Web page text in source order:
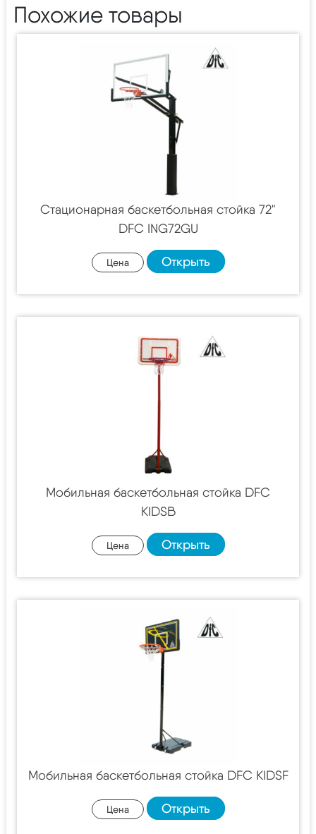
Похожие товары
Стационарная баскетбольная стойка 72"
DFC ING72GU
Цена Открыть
Мобильная баскетбольная стойка DFC
KIDSB
Цена Открыть
Мобильная баскетбольная стойка DFC KIDSF
Цена Открыть